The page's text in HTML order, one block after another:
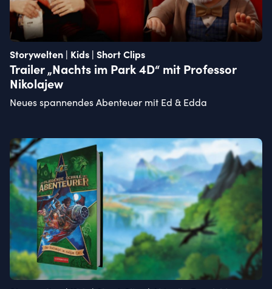
Storywelten | Kids | Short Clips
Trailer „Nachts im Park 4D“ mit Professor
Nikolajew
Neues spannendes Abenteuer mit Ed & Edda